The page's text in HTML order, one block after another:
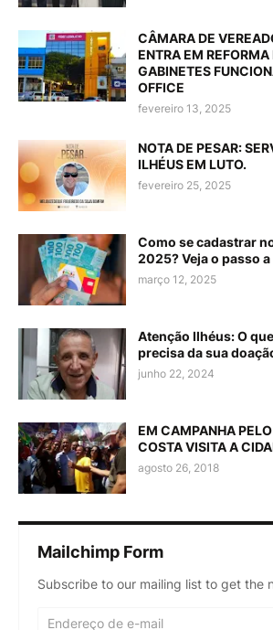
CÂMARA DE
ENTRA EM
GABINETES
OFFICE
fevereiro 13, 2025
NOTA DE PESAR:
ILHÉUS EM LUTO.
fevereiro 25, 2025
Como se cadastrar
2025? Veja o passo
março 12, 2025
Atenção Ilhéus: O
precisa da sua
junho 22, 2024
EM CAMPANHA PELO
COSTA VISITA A
agosto 26, 2018
Mailchimp Form
Subscribe to our mailing list to get the